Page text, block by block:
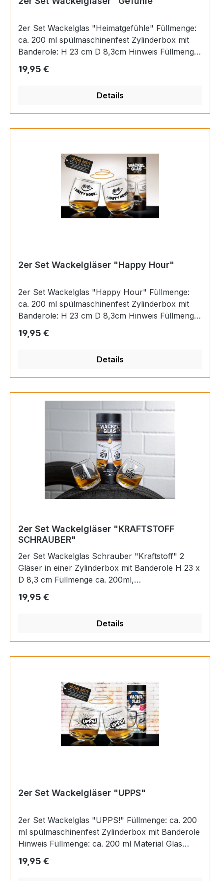
2er Set Wackelglas "Heimatgefühle" Füllmenge:
ca. 200 ml spülmaschinenfest Zylinderbox mit
Banderole: H 23 cm D 8,3cm Hinweis Füllmenge:
Regulärer Preis:
19,95 €
Details
2er Set Wackelgläser "Happy Hour"
2er Set Wackelglas "Happy Hour" Füllmenge:
ca. 200 ml spülmaschinenfest Zylinderbox mit
Banderole: H 23 cm D 8,3cm Hinweis Füllmenge:
Regulärer Preis:
19,95 €
Details
2er Set Wackelgläser "KRAFTSTOFF
SCHRAUBER"
2er Set Wackelglas Schrauber "Kraftstoff" 2
Gläser in einer Zylinderbox mit Banderole H 23 x
D 8,3 cm Füllmenge ca. 200ml,
Regulärer Preis:
19,95 €
Details
2er Set Wackelgläser "UPPS"
2er Set Wackelglas "UPPS!" Füllmenge: ca. 200
ml spülmaschinenfest Zylinderbox mit Banderole
Hinweis Füllmenge: ca. 200 ml Material Glas
4063387468876
Regulärer Preis:
19,95 €